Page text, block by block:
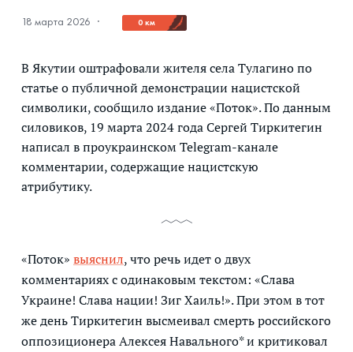
18 марта 2026 · 0 км
В Якутии оштрафовали жителя села Тулагино по
статье о публичной демонстрации нацистской
символики, сообщило издание «Поток». По данным
силовиков, 19 марта 2024 года Сергей Тиркитегин
написал в проукраинском Telegram-канале
комментарии, содержащие нацистскую
атрибутику.
«Поток» выяснил, что речь идет о двух
комментариях с одинаковым текстом: «Слава
Украине! Слава нации! Зиг Хаиль!». При этом в тот
же день Тиркитегин высмеивал смерть российского
оппозиционера Алексея Навального* и критиковал